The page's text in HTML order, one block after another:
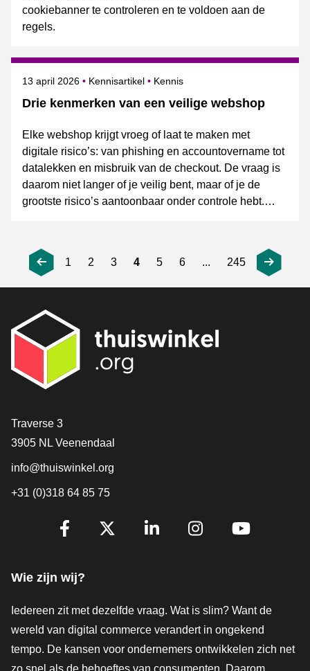
cookiebanner te controleren en te voldoen aan de
regels.
Drie kenmerken van een veilige webshop
Gepubliceerd op
13 april 2026 Kennisartikel Onderwerpen
Kennis
Elke webshop krijgt vroeg of laat te maken met
digitale risico’s: van phishing en accountovername tot
datalekken en misbruik van de checkout. De vraag is
daarom niet langer of je veilig bent, maar of je de
grootste risico’s aantoonbaar onder controle hebt.
1 2 3 4 5 6 ... 245
Contact
Traverse 3
3905 NL Veenendaal
info@thuiswinkel.org
+31 (0)318 64 85 75
Volg je ons al?
Wie zijn wij?
Iedereen zit met dezelfde vraag. Wat is slim? Want de
wereld van digital commerce verandert in ongekend
tempo. De kansen voor ondernemers ontwikkelen zich net
zo snel als de behoeftes van consumenten. Daarom